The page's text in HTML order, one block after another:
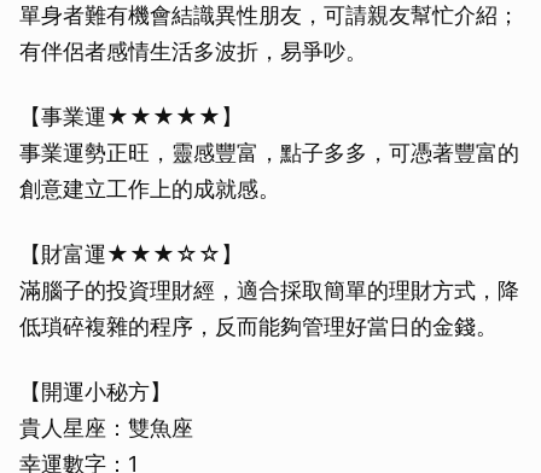
單身者難有機會結識異性朋友，可請親友幫忙介紹；
有伴侶者感情生活多波折，易爭吵。
【事業運★★★★★】
事業運勢正旺，靈感豐富，點子多多，可憑著豐富的
創意建立工作上的成就感。
【財富運★★★☆☆】
滿腦子的投資理財經，適合採取簡單的理財方式，降
低瑣碎複雜的程序，反而能夠管理好當日的金錢。
【開運小秘方】
貴人星座：雙魚座
幸運數字：1